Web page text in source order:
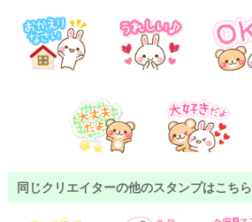
同じクリエイターの他のスタンプはこちら